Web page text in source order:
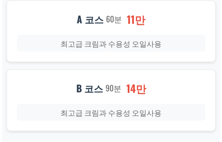
A 코스 60분 11만
최고급 크림과 수용성 오일사용
B 코스 90분 14만
최고급 크림과 수용성 오일사용